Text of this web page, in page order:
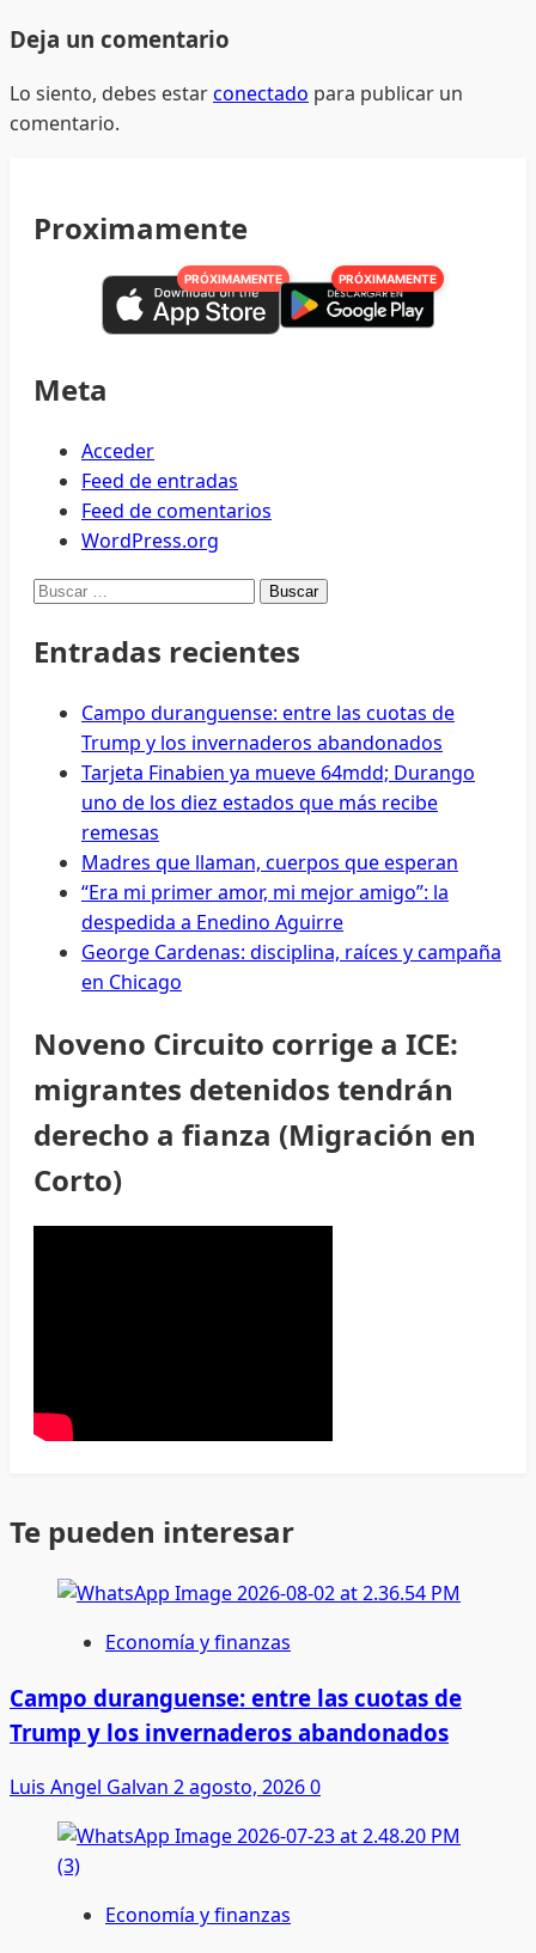
Deja un comentario
Lo siento, debes estarconectado para publicar un
comentario.
Proximamente
PRÓXIMAMENTE PRÓXIMAMENTE
Meta
Acceder
Feed de entradas
Feed de comentarios
WordPress.org
Buscar:
Entradas recientes
Campo duranguense: entre las cuotas de
Trump y los invernaderos abandonados
Tarjeta Finabien ya mueve 64mdd; Durango
uno de los diez estados que más recibe
remesas
Madres que llaman, cuerpos que esperan
“Era mi primer amor, mi mejor amigo”: la
despedida a Enedino Aguirre
George Cardenas: disciplina, raíces y campaña
en Chicago
Noveno Circuito corrige a ICE:
migrantes detenidos tendrán
derecho a fianza (Migración en
Corto)
Te pueden interesar
Economía y finanzas
Campo duranguense: entre las cuotas de
Trump y los invernaderos abandonados
Luis Angel Galvan 2 agosto, 20260
Economía y finanzas